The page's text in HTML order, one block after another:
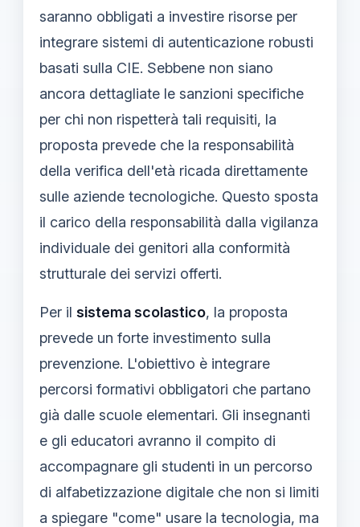
saranno obbligati a investire risorse per
integrare sistemi di autenticazione robusti
basati sulla CIE. Sebbene non siano
ancora dettagliate le sanzioni specifiche
per chi non rispetterà tali requisiti, la
proposta prevede che la responsabilità
della verifica dell'età ricada direttamente
sulle aziende tecnologiche. Questo sposta
il carico della responsabilità dalla vigilanza
individuale dei genitori alla conformità
strutturale dei servizi offerti.
Per il sistema scolastico, la proposta
prevede un forte investimento sulla
prevenzione. L'obiettivo è integrare
percorsi formativi obbligatori che partano
già dalle scuole elementari. Gli insegnanti
e gli educatori avranno il compito di
accompagnare gli studenti in un percorso
di alfabetizzazione digitale che non si limiti
a spiegare "come" usare la tecnologia, ma